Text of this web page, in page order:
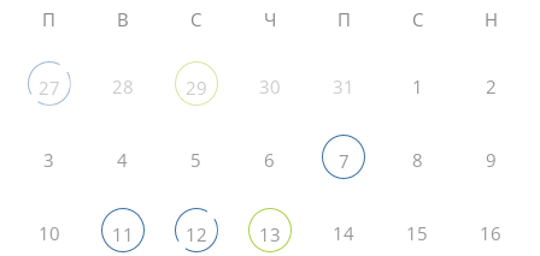
П В С Ч П С Н
27 28 29 30 31 1 2
3 4 5 6 7 8 9
10 11 12 13 14 15 16